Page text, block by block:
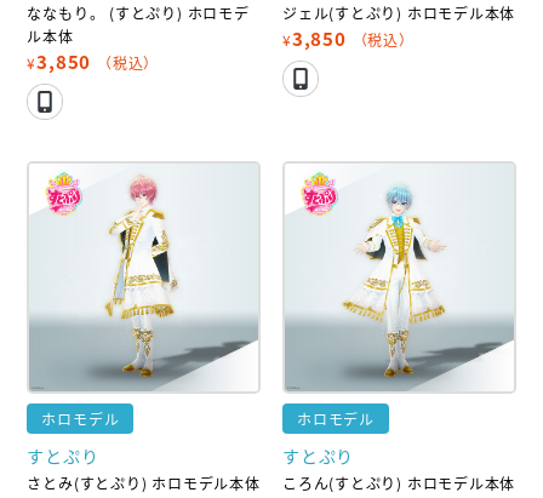
ななもり。 (すとぷり) ホロモデ
ル本体
¥3,850 （税込）
ジェル(すとぷり) ホロモデル本体
¥3,850 （税込）
ホロモデル
すとぷり
さとみ(すとぷり) ホロモデル本体
ホロモデル
すとぷり
ころん(すとぷり) ホロモデル本体